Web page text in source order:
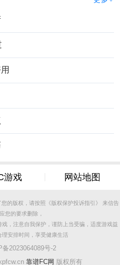
攻击手段；
会自动触发，玩家可以手动
攻击，快速提高击杀效
解锁更多的手游内容。
一开始就有强大的战斗输出
灭一切的乐趣；
页面选择直接解锁5个商城
颗星球，并直接向玩家计
由尝试，在这里你可以感受
游戏 网站地图
的版权，请按照《版权保护投诉指引》 来信告
您的要求删除，
，注意自我保护，谨防上当受骗，适度游戏益
理安排时间，享受健康生活
备2023064089号-2
靠谱FC网 版权所有